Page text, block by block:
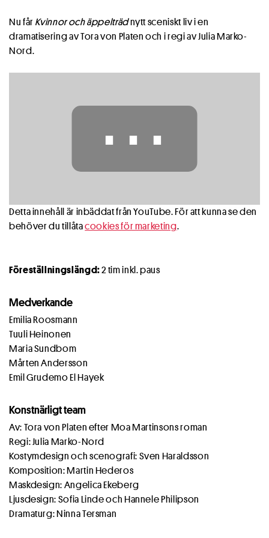
Nu fårKvinnor och äppelträdnytt sceniskt liv i en
dramatisering av Tora von Platen och i regi av Julia Marko-
Nord.
⋯
Detta innehåll är inbäddat från YouTube. För att kunna se den
behöver du tillåtacookies för marketing.
Föreställningslängd:2 tim inkl. paus
Medverkande
Emilia Roosmann
Tuuli Heinonen
Maria Sundbom
Mårten Andersson
Emil Grudemo El Hayek
Konstnärligt team
Av: Tora von Platen efter Moa Martinsons roman
Regi: Julia Marko-Nord
Kostymdesign och scenografi: Sven Haraldsson
Komposition: Martin Hederos
Maskdesign: Angelica Ekeberg
Ljusdesign: Sofia Linde och Hannele Philipson
Dramaturg: Ninna Tersman